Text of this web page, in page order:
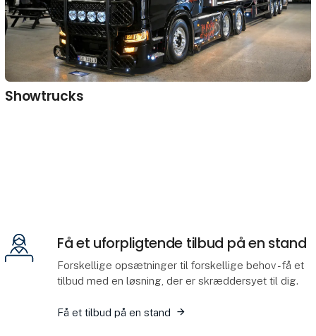
Showtrucks
Få et uforpligtende tilbud på en stand
Forskellige opsætninger til forskellige behov - få et
tilbud med en løsning, der er skræddersyet til dig.
Få et tilbud på en stand